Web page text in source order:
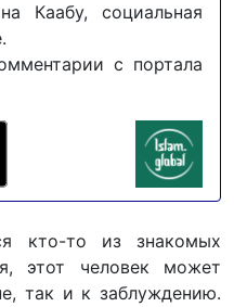
Каабу, социальная
с портала
кто-то из знакомых
этот человек может
так и к заблуждению.